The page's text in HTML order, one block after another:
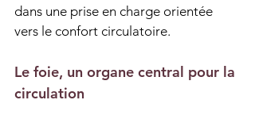
dans une prise en charge orientée
vers le confort circulatoire.
Le foie, un organe central pour la
circulation